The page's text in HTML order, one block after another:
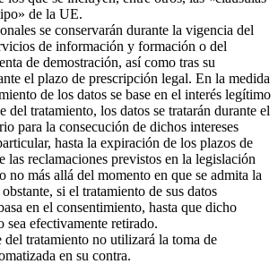
de la UE.
se conservarán durante la vigencia del
de información y formación o del
de demostración, así como tras su
el plazo de prescripción legal. En la medida
de los datos se base en el interés legítimo
del tratamiento, los datos se tratarán durante el
para la consecución de dichos intereses
hasta la expiración de los plazos de
las reclamaciones previstos en la legislación
no más allá del momento en que se admita la
si el tratamiento de sus datos
en el consentimiento, hasta que dicho
sea efectivamente retirado.
del tratamiento no utilizará la toma de
en su contra.